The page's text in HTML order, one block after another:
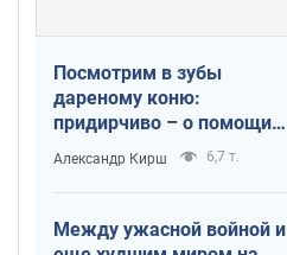
Посмотрим в зубы
дареному коню:
придирчиво – о помощи
Украине
Александр Кирш 6,7 т.
Между ужасной войной и